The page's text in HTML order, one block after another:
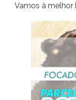
Vamos à melhor